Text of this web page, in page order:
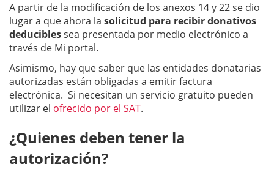
A partir de la modificación de los anexos 14 y 22 se dio
lugar a que ahora la solicitud para recibir donativos
deduciblessea presentada por medio electrónico a
través de Mi portal.
Asimismo, hay que saber que las entidades donatarias
autorizadas están obligadas a emitir factura
electrónica. Si necesitan un servicio gratuito pueden
utilizar el ofrecido por el SAT.
¿Quienes deben tener la
autorización?